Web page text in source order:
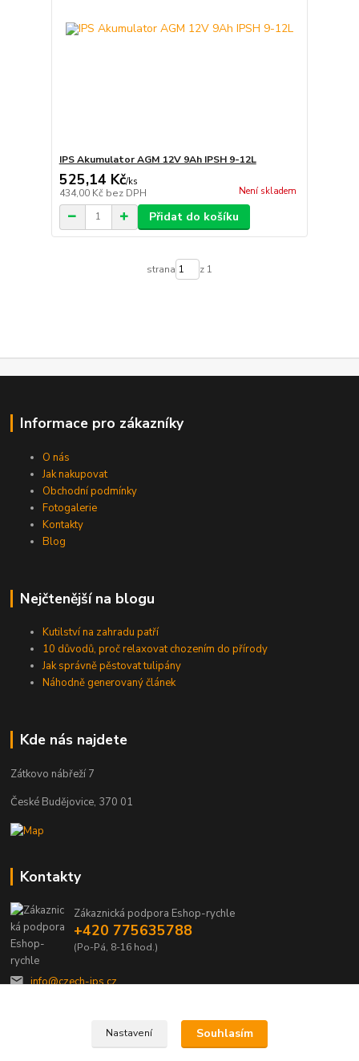
IPS Akumulator AGM 12V 9Ah IPSH 9-12L
525,14 Kč/ks
434,00 Kč bez DPH Není skladem
Přidat do košíku
strana z 1
Informace pro zákazníky
O nás
Jak nakupovat
Obchodní podmínky
Fotogalerie
Kontakty
Blog
Nejčtenější na blogu
Kutilství na zahradu patří
10 důvodů, proč relaxovat chozením do přírody
Jak správně pěstovat tulipány
Náhodně generovaný článek
Kde nás najdete
Zátkovo nábřeží 7
České Budějovice, 370 01
Kontakty
Zákaznická podpora Eshop-rychle
+420 775635788
(Po-Pá, 8-16 hod.)
info@czech-ips.cz
Nastavení Souhlasím